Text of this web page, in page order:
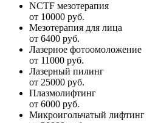
NCTF мезотерапия
от 10000 руб.
Мезотерапия для лица
от 6400 руб.
Лазерное фотоомоложение
от 11000 руб.
Лазерный пилинг
от 25000 руб.
Плазмолифтинг
от 6000 руб.
Микроигольчатый лифтинг